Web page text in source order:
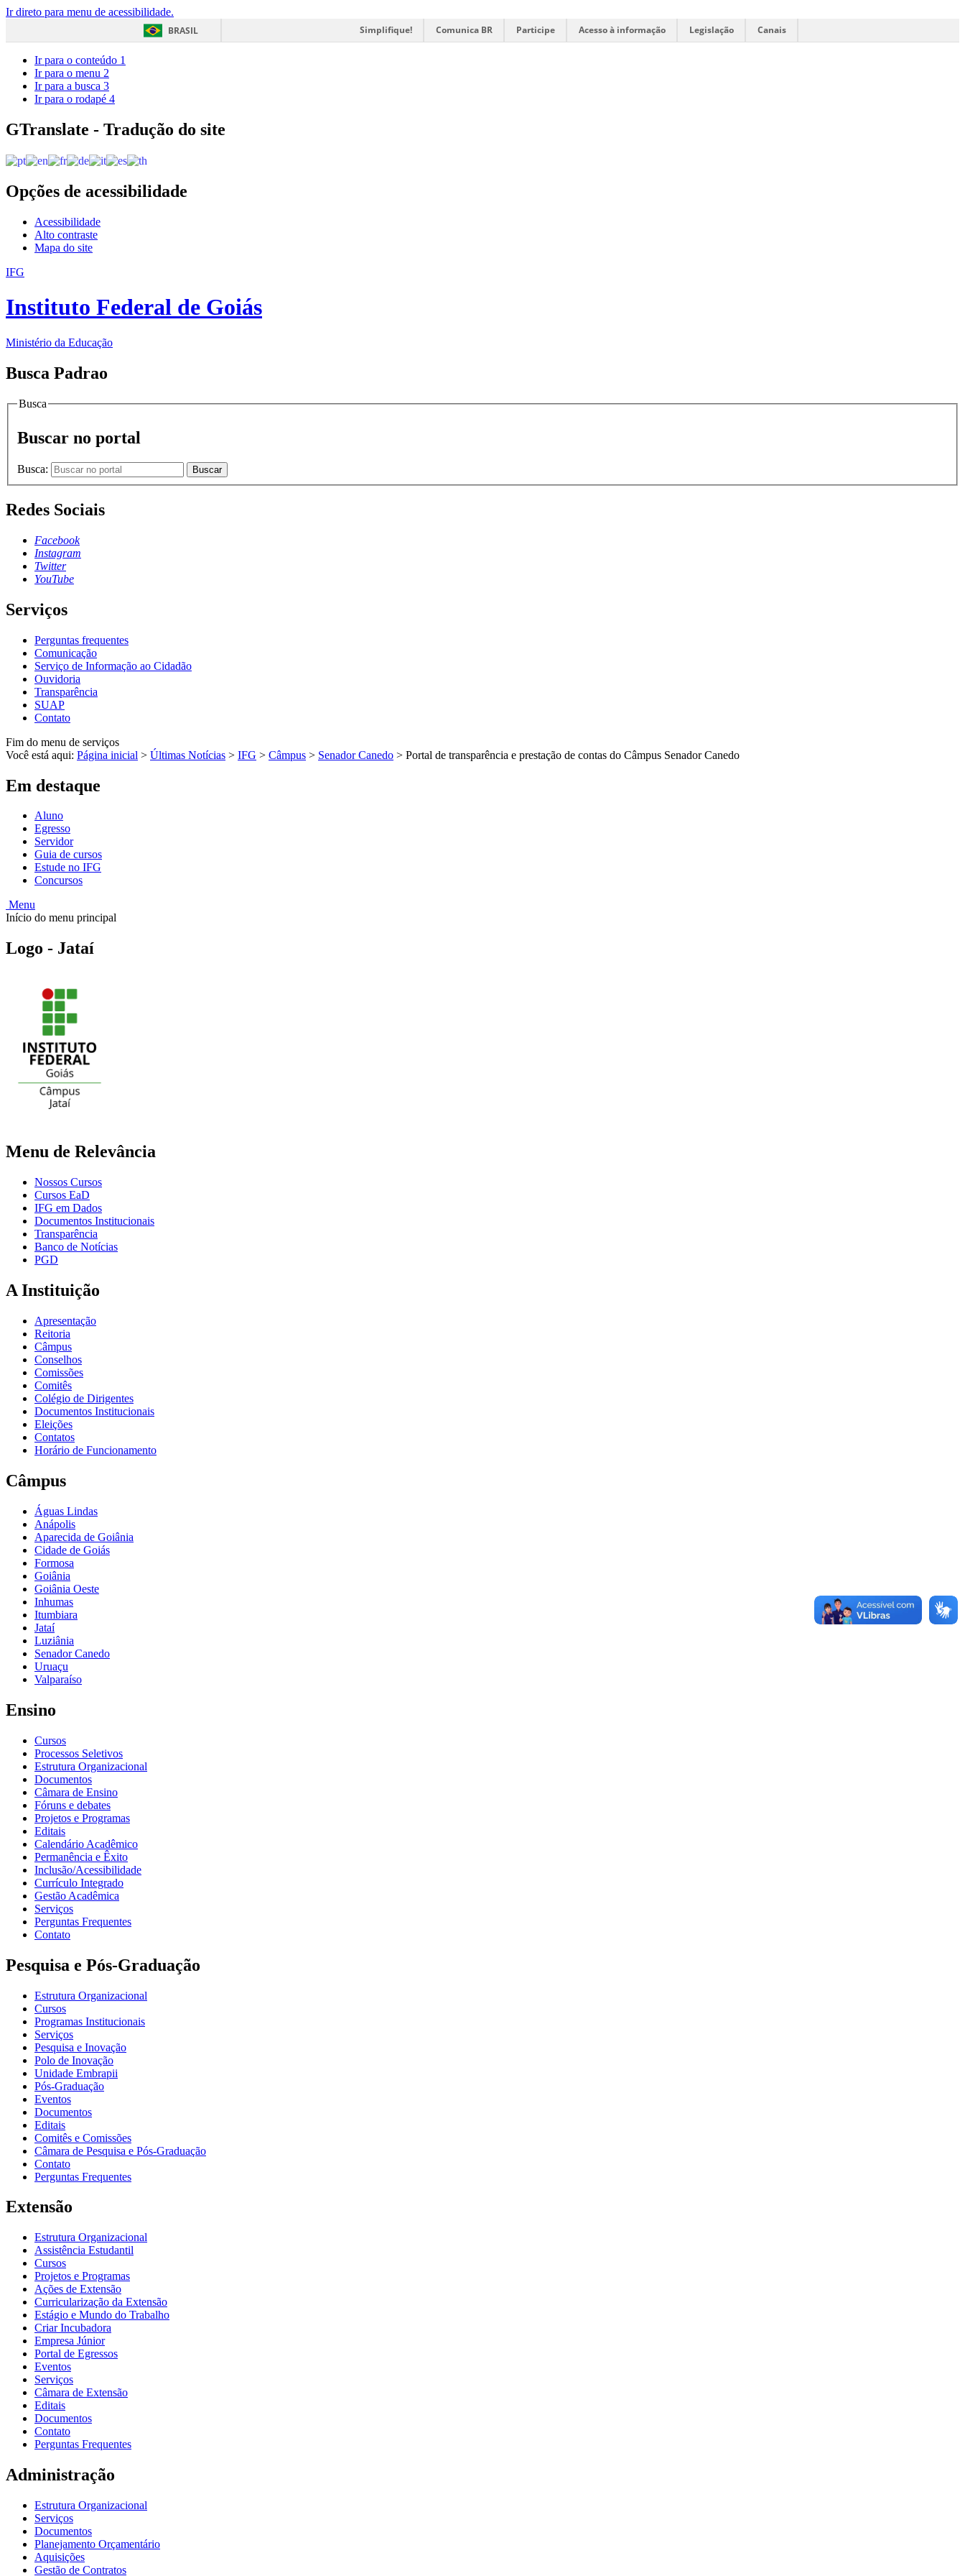
Ir direto para menu de acessibilidade.
BRASIL
Simplifique! Comunica BR Participe Acesso à informação Legislação Canais
Ir para o conteúdo 1
Ir para o menu 2
Ir para a busca 3
Ir para o rodapé 4
GTranslate - Tradução do site
Opções de acessibilidade
Acessibilidade
Alto contraste
Mapa do site
IFG
Instituto Federal de Goiás
Ministério da Educação
Busca Padrao
Busca
Buscar no portal
Busca: Buscar
Redes Sociais
Facebook
Instagram
Twitter
YouTube
Serviços
Perguntas frequentes
Comunicação
Serviço de Informação ao Cidadão
Ouvidoria
Transparência
SUAP
Contato
Fim do menu de serviços
Você está aqui: Página inicial > Últimas Notícias > IFG > Câmpus > Senador Canedo > Portal de transparência e prestação de contas do Câmpus Senador Canedo
Em destaque
Aluno
Egresso
Servidor
Guia de cursos
Estude no IFG
Concursos
Menu
Início do menu principal
Logo - Jataí
Menu de Relevância
Nossos Cursos
Cursos EaD
IFG em Dados
Documentos Institucionais
Transparência
Banco de Notícias
PGD
A Instituição
Apresentação
Reitoria
Câmpus
Conselhos
Comissões
Comitês
Colégio de Dirigentes
Documentos Institucionais
Eleições
Contatos
Horário de Funcionamento
Câmpus
Águas Lindas
Anápolis
Aparecida de Goiânia
Cidade de Goiás
Formosa
Goiânia
Goiânia Oeste
Inhumas
Itumbiara
Jataí
Luziânia
Senador Canedo
Uruaçu
Valparaíso
Ensino
Cursos
Processos Seletivos
Estrutura Organizacional
Documentos
Câmara de Ensino
Fóruns e debates
Projetos e Programas
Editais
Calendário Acadêmico
Permanência e Êxito
Inclusão/Acessibilidade
Currículo Integrado
Gestão Acadêmica
Serviços
Perguntas Frequentes
Contato
Pesquisa e Pós-Graduação
Estrutura Organizacional
Cursos
Programas Institucionais
Serviços
Pesquisa e Inovação
Polo de Inovação
Unidade Embrapii
Pós-Graduação
Eventos
Documentos
Editais
Comitês e Comissões
Câmara de Pesquisa e Pós-Graduação
Contato
Perguntas Frequentes
Extensão
Estrutura Organizacional
Assistência Estudantil
Cursos
Projetos e Programas
Ações de Extensão
Curricularização da Extensão
Estágio e Mundo do Trabalho
Criar Incubadora
Empresa Júnior
Portal de Egressos
Eventos
Serviços
Câmara de Extensão
Editais
Documentos
Contato
Perguntas Frequentes
Administração
Estrutura Organizacional
Serviços
Documentos
Planejamento Orçamentário
Aquisições
Gestão de Contratos